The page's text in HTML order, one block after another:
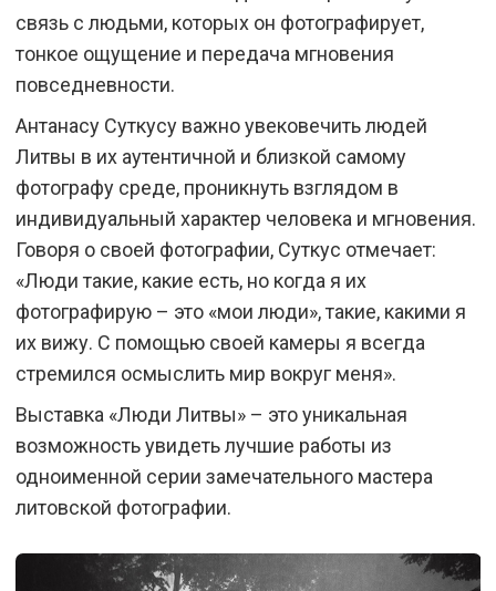
связь с людьми, которых он фотографирует,
тонкое ощущение и передача мгновения
повседневности.
Антанасу Суткусу важно увековечить людей
Литвы в их аутентичной и близкой самому
фотографу среде, проникнуть взглядом в
индивидуальный характер человека и мгновения.
Говоря о своей фотографии, Суткус отмечает:
«Люди такие, какие есть, но когда я их
фотографирую – это «мои люди», такие, какими я
их вижу. С помощью своей камеры я всегда
стремился осмыслить мир вокруг меня».
Выставка «Люди Литвы» – это уникальная
возможность увидеть лучшие работы из
одноименной серии замечательного мастера
литовской фотографии.